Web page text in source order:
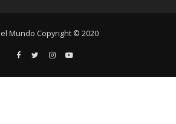
Mundo Copyright © 2020